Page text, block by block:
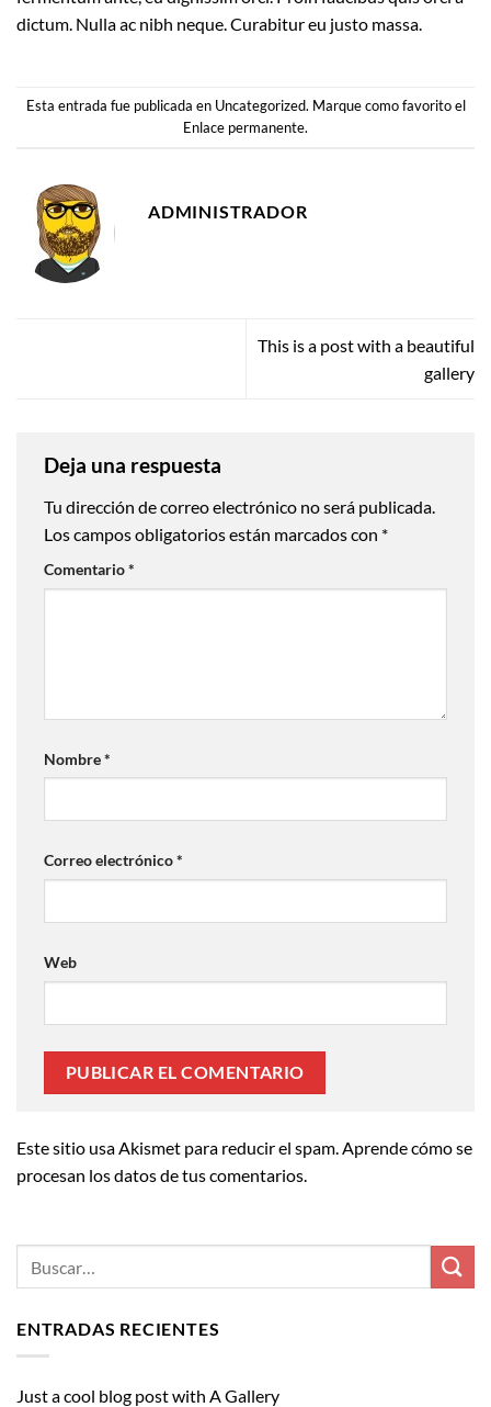
dictum. Nulla ac nibh neque. Curabitur eu justo massa.
Esta entrada fue publicada en Uncategorized. Marque como favorito el
Enlace permanente.
ADMINISTRADOR
This is a post with a beautiful
gallery
Deja una respuesta
Tu dirección de correo electrónico no será publicada.
Los campos obligatorios están marcados con *
Comentario*
Nombre*
Correo electrónico*
Web
Este sitio usa Akismet para reducir el spam.Aprende cómo se
procesan los datos de tus comentarios.
ENTRADAS RECIENTES
Just a cool blog post with A Gallery